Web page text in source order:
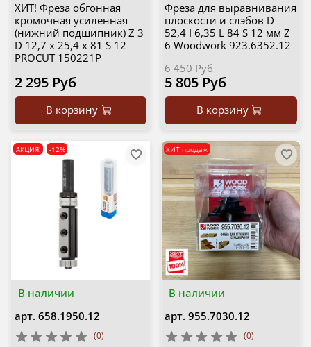
ХИТ! Фреза обгонная
кромочная усиленная
(нижний подшипник) Z 3
D 12,7 x 25,4 x 81 S 12
PROCUT 150221P
2 295 Руб
В корзину
Фреза для выравнивания
плоскости и слэбов D
52,4 I 6,35 L 84 S 12 мм Z
6 Woodwork 923.6352.12
6 450 Руб
5 805 Руб
В корзину
В наличии
АКЦИЯ! -12%
арт. 658.1950.12
(0)
В наличии
ХИТ продаж
арт. 955.7030.12
(0)